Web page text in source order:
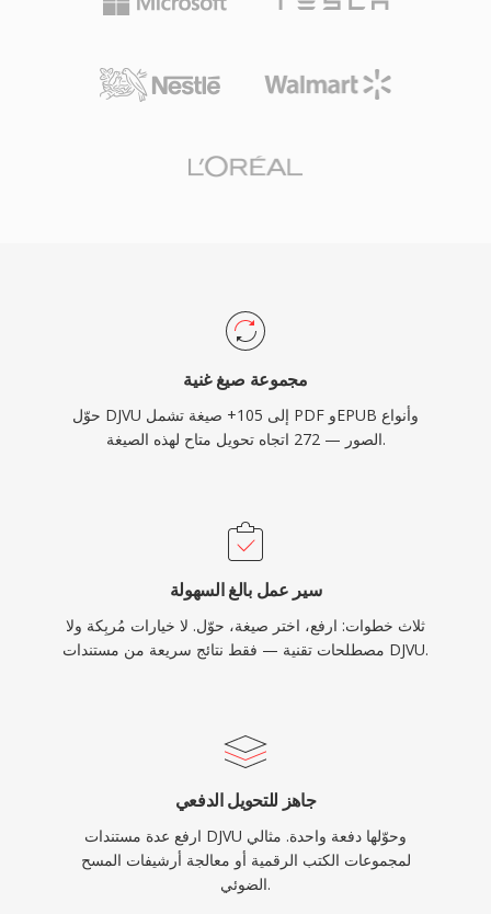
مجموعة صيغ غنية
حوّل DJVU إلى 105+ صيغة تشمل PDF وEPUB وأنواع
الصور — 272 اتجاه تحويل متاح لهذه الصيغة.
سير عمل بالغ السهولة
ثلاث خطوات: ارفع، اختر صيغة، حوّل. لا خيارات مُربِكة ولا
مصطلحات تقنية — فقط نتائج سريعة من مستندات DJVU.
جاهز للتحويل الدفعي
ارفع عدة مستندات DJVU وحوّلها دفعة واحدة. مثالي
لمجموعات الكتب الرقمية أو معالجة أرشيفات المسح
الضوئي.